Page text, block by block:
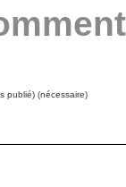
publié) (nécessaire)